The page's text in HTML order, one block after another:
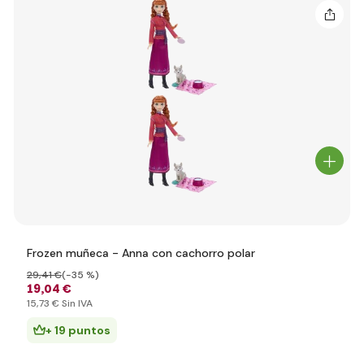
Frozen muñeca - Anna con cachorro polar
19,04 €
29,41 €(-35 %)
15,73 € Sin IVA
+ 19 puntos